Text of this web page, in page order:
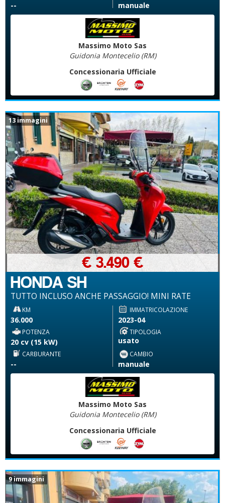
-- manuale
Massimo Moto Sas
Guidonia Montecelio (RM)
Concessionaria Ufficiale
13 immagini
HONDA SH
TUTTO INCLUSO ANCHE PASSAGGIO! MINI RATE
€ 3.490 €
KM
36.000
IMMATRICOLAZIONE
2023-04
POTENZA
20 cv (15 kW)
TIPOLOGIA
usato
CARBURANTE
--
CAMBIO
manuale
Massimo Moto Sas
Guidonia Montecelio (RM)
Concessionaria Ufficiale
9 immagini